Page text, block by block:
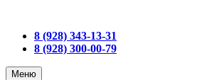
8 (928) 343-13-31
8 (928) 300-00-79
Меню